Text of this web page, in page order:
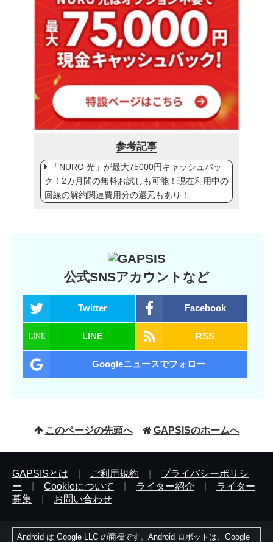
参考記事
「NURO 光」が最大75000円キャッシュバッ
ク！2カ月間の無料お試しも可能！現在利用中の
回線の解約関連費用分の還元もあり！
公式SNSアカウントなど
Twitter Facebook
LINE RSS
Googleニュースでフォロー
このページの先頭へ GAPSISのホームへ
GAPSISとは ご利用規約
プライバシーポリシ
ー
Cookieについて ライター紹介
ライター
募集
お問い合わせ
Android は Google LLC の商標です。Android ロボットは、Google